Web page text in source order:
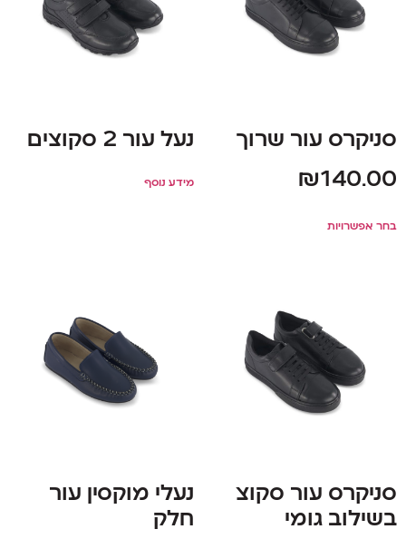
סניקרס עור שרוך
₪140.00
בחר אפשרויות
נעל עור 2 סקוצים
מידע נוסף
סניקרס עור סקוצ
בשילוב גומי
נעלי מוקסין עור
חלק